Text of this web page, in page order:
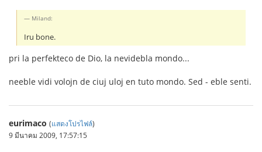
Miland:
Iru bone.
pri la perfekteco de Dio, la nevidebla mondo...
neeble vidi volojn de ciuj uloj en tuto mondo. Sed - eble senti.
eurimaco (แสดงโปรไฟล์)
9 มีนาคม 2009, 17:57:15